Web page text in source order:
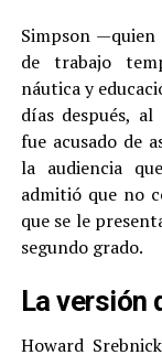
Simpson
de trabajo
náutica y
días después,
fue acusado de
la audiencia
admitió que no
que se le
segundo grado.
La versión
Howard